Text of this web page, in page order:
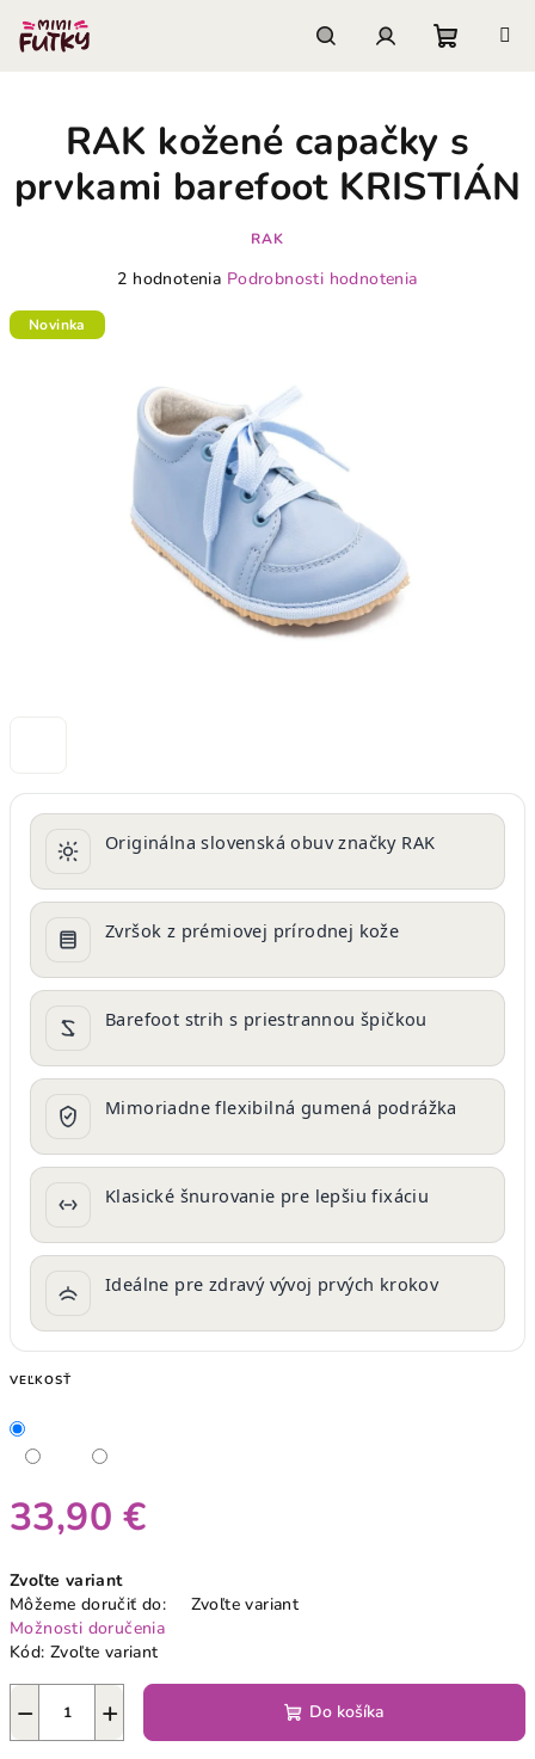
obsah
košík
Originálna slovenská obuv značky RAK
Zvršok z prémiovej prírodnej kože
Barefoot strih s priestrannou špičkou
Mimoriadne flexibilná gumená podrážka
Klasické šnurovanie pre lepšiu fixáciu
Ideálne pre zdravý vývoj prvých krokov
VEĽKOSŤ
33,90 €
cena:
Zvoľte variant
Môžeme doručiť do:
Zvoľte variant
Možnosti doručenia
Kód: Zvoľte variant
+
− Do košíka
RAK kožené capačky s
prvkami barefoot KRISTIÁN
RAK
Priemerné
hviezdičiek.
2 hodnotenia Podrobnosti hodnotenia
Novinka